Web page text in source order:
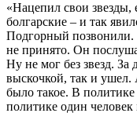
«Нацепил свои звезды,
болгарские – и так
Подгорный позвонили.
не принято. Он
Ну не мог без звезд.
выскочкой, так и
было такое. В
политике один